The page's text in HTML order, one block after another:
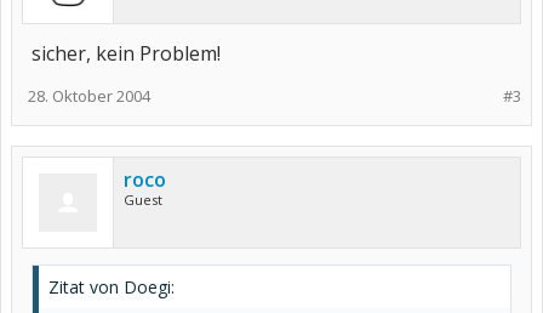
sicher, kein Problem!
#3
28. Oktober 2004
roco
Guest
Zitat von Doegi: